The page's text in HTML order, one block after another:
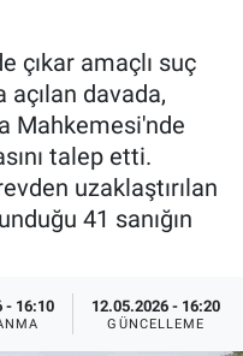
çıkar amaçlı suç
açılan davada,
Mahkemesi'nde
talep etti.
uzaklaştırılan
41 sanığın
- 16:10 12.05.2026 - 16:20
GÜNCELLEME